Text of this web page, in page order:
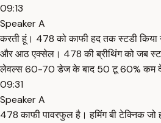
09:13
Speaker A
करती हूं। 478 को काफी हद तक स्टडी किया
और आठ एक्सेल। 478 की ब्रीथिंग को जब
लेवल्स 60-70 डेज के बाद 50 टू 60% कम
09:31
Speaker A
478 काफी पावरफुल है। हमिंग बी टेक्निक जो